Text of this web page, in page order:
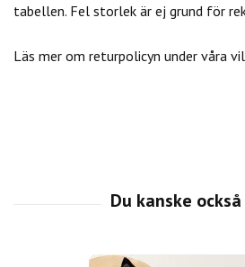
tabellen. Fel storlek är ej grund för
Läs mer om returpolicyn under våra